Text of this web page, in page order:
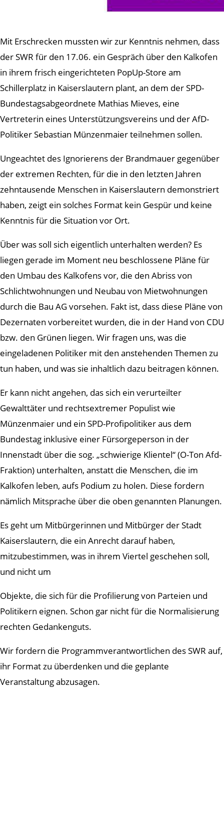
Mit Erschrecken mussten wir zur Kenntnis nehmen, dass
der SWR für den 17.06. ein Gespräch über den Kalkofen
in ihrem frisch eingerichteten PopUp-Store am
Schillerplatz in Kaiserslautern plant, an dem der SPD-
Bundestagsabgeordnete Mathias Mieves, eine
Vertreterin eines Unterstützungsvereins und der AfD-
Politiker Sebastian Münzenmaier teilnehmen sollen.
Ungeachtet des Ignorierens der Brandmauer gegenüber
der extremen Rechten, für die in den letzten Jahren
zehntausende Menschen in Kaiserslautern demonstriert
haben, zeigt ein solches Format kein Gespür und keine
Kenntnis für die Situation vor Ort.
Über was soll sich eigentlich unterhalten werden? Es
liegen gerade im Moment neu beschlossene Pläne für
den Umbau des Kalkofens vor, die den Abriss von
Schlichtwohnungen und Neubau von Mietwohnungen
durch die Bau AG vorsehen. Fakt ist, dass diese Pläne von
Dezernaten vorbereitet wurden, die in der Hand von CDU
bzw. den Grünen liegen. Wir fragen uns, was die
eingeladenen Politiker mit den anstehenden Themen zu
tun haben, und was sie inhaltlich dazu beitragen können.
Er kann nicht angehen, das sich ein verurteilter
Gewalttäter und rechtsextremer Populist wie
Münzenmaier und ein SPD-Profipolitiker aus dem
Bundestag inklusive einer Fürsorgeperson in der
Innenstadt über die sog. „schwierige Klientel“ (O-Ton Afd-
Fraktion) unterhalten, anstatt die Menschen, die im
Kalkofen leben, aufs Podium zu holen. Diese fordern
nämlich Mitsprache über die oben genannten Planungen.
Es geht um Mitbürgerinnen und Mitbürger der Stadt
Kaiserslautern, die ein Anrecht darauf haben,
mitzubestimmen, was in ihrem Viertel geschehen soll,
und nicht um
Objekte, die sich für die Profilierung von Parteien und
Politikern eignen. Schon gar nicht für die Normalisierung
rechten Gedankenguts.
Wir fordern die Programmverantwortlichen des SWR auf,
ihr Format zu überdenken und die geplante
Veranstaltung abzusagen.